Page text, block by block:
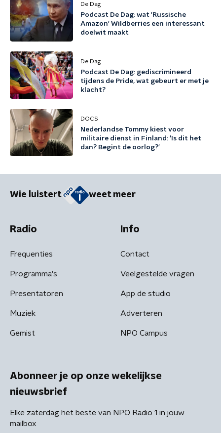
De Dag
Podcast De Dag: wat 'Russische
Amazon' Wildberries een interessant
doelwit maakt
De Dag
Podcast De Dag: gediscrimineerd
tijdens de Pride, wat gebeurt er met je
klacht?
DOCS
Nederlandse Tommy kiest voor
militaire dienst in Finland: 'Is dit het
dan? Begint de oorlog?'
Wie luistert weet meer
Radio
Frequenties
Programma's
Presentatoren
Muziek
Gemist
Info
Contact
Veelgestelde vragen
App de studio
Adverteren
NPO Campus
Abonneer je op onze wekelijkse
nieuwsbrief
Elke zaterdag het beste van NPO Radio 1 in jouw
mailbox